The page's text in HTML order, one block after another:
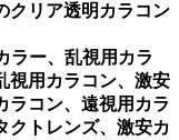
クリア透明カラコン
ラー、乱視用カラ
視用カラコン、激安
ラコン、遠視用カラ
クトレンズ、激安カ